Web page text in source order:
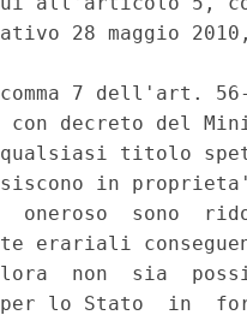
28 maggio
7 dell'art.
con decreto del
qualsiasi titolo
in
sono
erariali
non  sia
lo Stato  in